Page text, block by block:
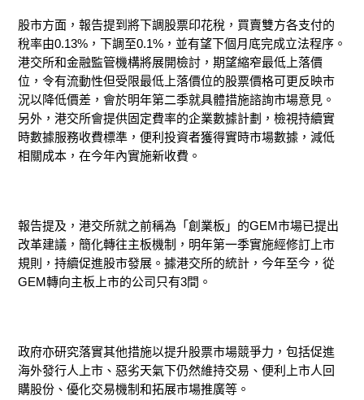
股市方面，報告提到將下調股票印花稅，買賣雙方各支付的
稅率由0.13%，下調至0.1%，並有望下個月底完成立法程序。
港交所和金融監管機構將展開檢討，期望縮窄最低上落價
位，令有流動性但受限最低上落價位的股票價格可更反映市
況以降低價差，會於明年第二季就具體措施諮詢市場意見。
另外，港交所會提供固定費率的企業數據計劃，檢視持續實
時數據服務收費標準，便利投資者獲得實時市場數據，減低
相關成本，在今年內實施新收費。
報告提及，港交所就之前稱為「創業板」的GEM市場已提出
改革建議， 簡化轉往主板機制，明年第一季實施經修訂上市
規則，持續促進股市發展。 據港交所的統計，今年至今，從
GEM轉向主板上市的公司只有3間。
政府亦研究落實其他措施以提升股票市場競爭力，包括促進
海外發行人上市、惡劣天氣下仍然維持交易、便利上市人回
購股份、優化交易機制和拓展市場推廣等。